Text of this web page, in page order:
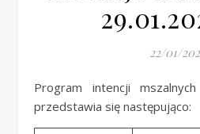
22/01/
Program intencji mszalnych na bieżący tydzień
przedstawia się następująco: